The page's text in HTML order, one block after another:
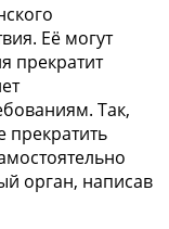
Её могут
прекратит
Так,
прекратить
орган, написав